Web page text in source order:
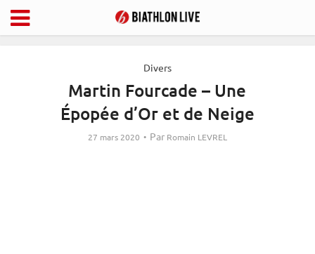
Divers
Martin Fourcade – Une
Épopée d’Or et de Neige
27 mars 2020 Par Romain LEVREL